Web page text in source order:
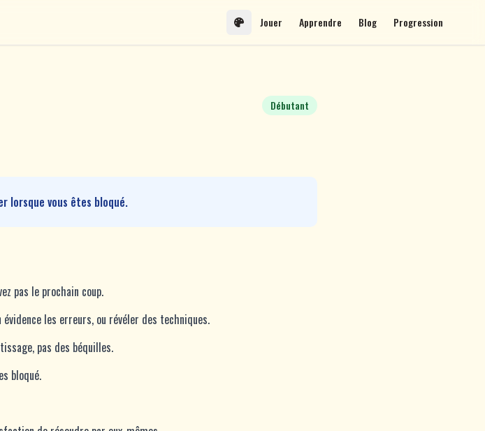
Jouer Apprendre Blog Progression
Débutant
lorsque vous êtes bloqué.
pas le prochain coup.
les erreurs, ou révéler des techniques.
pas des béquilles.
bloqué.